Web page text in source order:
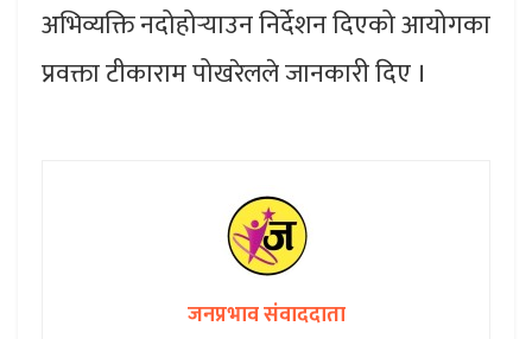
अभिव्यक्ति नदोहोर्‍याउन निर्देशन दिएको आयोगका
प्रवक्ता टीकाराम पोखरेलले जानकारी दिए ।
जनप्रभाव संवाददाता